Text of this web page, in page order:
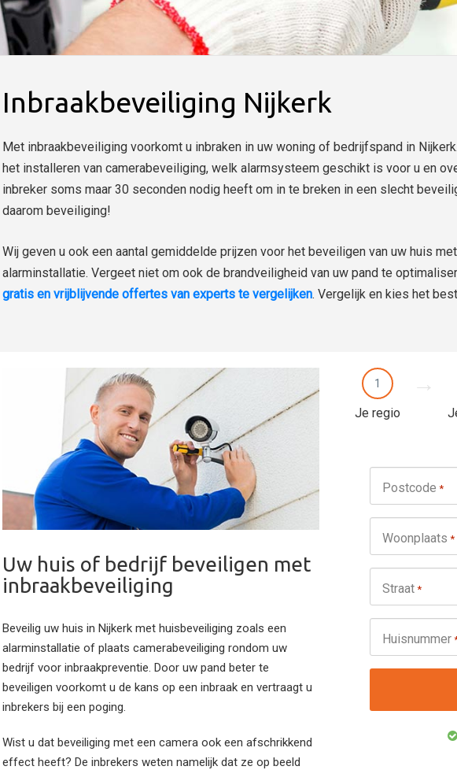
Inbraakbeveiliging Nijkerk
Met inbraakbeveiliging voorkomt u inbraken in uw woning of bedrijfspand in
het installeren van camerabeveiliging, welk alarmsysteem geschikt is voor u en
inbreker soms maar 30 seconden nodig heeft om in te breken in een slecht
daarom beveiliging!
Wij geven u ook een aantal gemiddelde prijzen voor het beveiligen van uw huis
alarminstallatie. Vergeet niet om ook de brandveiligheid van uw pand te
gratis en vrijblijvende offertes van experts te vergelijken. Vergelijk en kies het
Uw huis of bedrijf beveiligen met
inbraakbeveiliging
Beveilig uw huis in Nijkerk met huisbeveiliging zoals een
alarminstallatie of plaats camerabeveiliging rondom uw
bedrijf voor inbraakpreventie. Door uw pand beter te
beveiligen voorkomt u de kans op een inbraak en vertraagt u
inbrekers bij een poging.
Wist u dat beveiliging met een camera ook een afschrikkend
effect heeft? De inbrekers weten namelijk dat ze op beeld
1
Je regio
Postcode *
Woonplaats *
Straat *
Huisnummer